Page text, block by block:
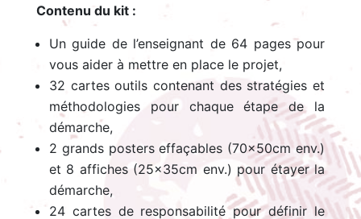
Contenu du kit :
Un guide de l’enseignant de 64 pages pour
vous aider à mettre en place le projet,
32 cartes outils contenant des stratégies et
méthodologies pour chaque étape de la
démarche,
2 grands posters effaçables (70x50cm env.)
et 8 affiches (25x35cm env.) pour étayer la
démarche,
24 cartes de responsabilité pour définir le